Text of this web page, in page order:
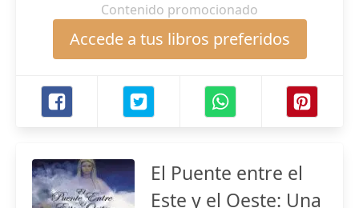
Contenido promocionado
Accede a tus libros preferidos
El Puente entre el
Este y el Oeste: Una